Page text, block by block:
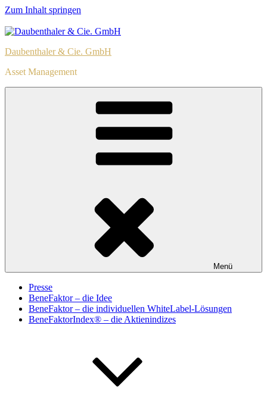
Zum Inhalt springen
Daubenthaler & Cie. GmbH
Asset Management
Menü
Presse
BeneFaktor – die Idee
BeneFaktor – die individuellen WhiteLabel-Lösungen
BeneFaktorIndex® – die Aktienindizes